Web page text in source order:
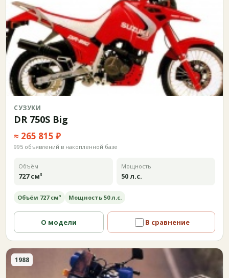
СУЗУКИ
DR 750S Big
≈ 265 815 ₽
995 объявлений в накопленной базе
Объём
727 см³
Мощность
50 л.с.
Объём 727 см³ Мощность 50 л.с.
О модели В сравнение
1988